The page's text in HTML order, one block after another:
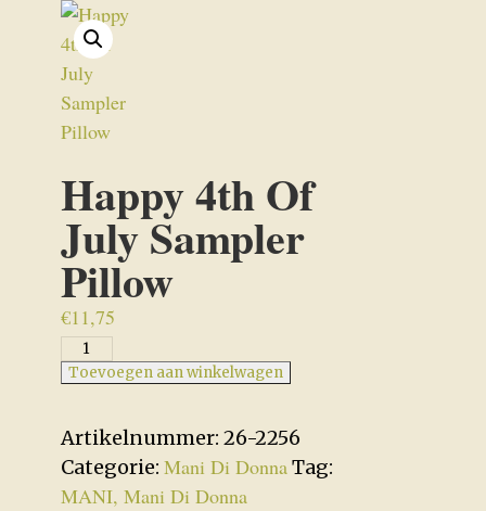
Happy 4th Of
July Sampler
Pillow
€11,75
Happy
4th
July
Sampler
Pillow
Toevoegen aan winkelwagen
Artikelnummer: 26-2256
Categorie: Mani Di DonnaTag:
MANI, Mani Di Donna